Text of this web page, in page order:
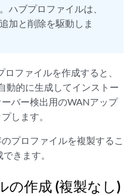
ハブプロファイルは、
加と削除を駆動しま
ファイルを作成すると、
動的に生成してインストー
バー検出用のWANアップ
します。
プロファイルを複製するこ
きます。
の作成 (複製なし)